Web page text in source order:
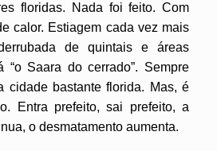
floridas. Nada foi feito. Com
calor. Estiagem cada vez mais
de quintais e áreas
“o Saara do cerrado”. Sempre
cidade bastante florida. Mas, é
Entra prefeito, sai prefeito, a
o desmatamento aumenta.